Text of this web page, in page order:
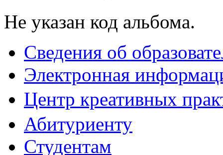
Не указан код альбома.
Сведения об
Электронная
Центр креативных
Абитуриенту
Студентам